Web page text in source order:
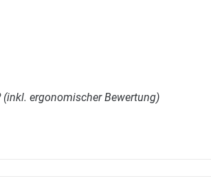
ergonomischer Bewertung)